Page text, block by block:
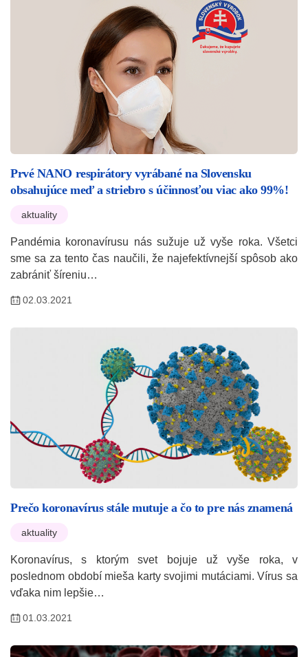
Prvé NANO respirátory vyrábané na Slovensku
obsahujúce meď a striebro s účinnosťou viac ako 99%!
aktuality
Pandémia koronavírusu nás sužuje už vyše roka. Všetci
sme sa za tento čas naučili, že najefektívnejší spôsob ako
zabrániť šíreniu…
02.03.2021
Prečo koronavírus stále mutuje a čo to pre nás znamená
aktuality
Koronavírus, s ktorým svet bojuje už vyše roka, v
poslednom období mieša karty svojimi mutáciami. Vírus sa
vďaka nim lepšie…
01.03.2021